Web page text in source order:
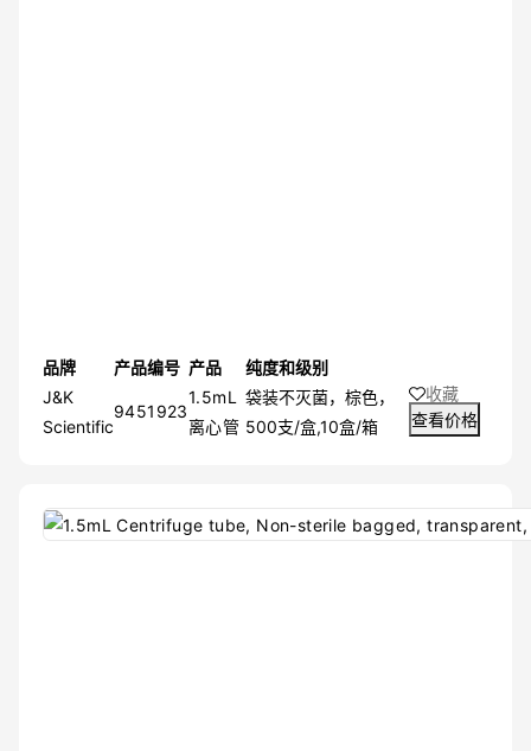
品牌 产品编号 产品
纯度和级别
J&K
Scientific
9451923
1.5mL
离心管
袋装不灭菌，棕色，
500支/盒,10盒/箱
收藏
查看价格